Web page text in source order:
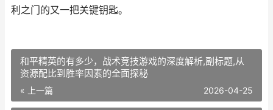
利之门的又一把关键钥匙。
和平精英的有多少，战术竞技游戏的深度解析,副标题,从
资源配比到胜率因素的全面探秘
« 上一篇 2026-04-25